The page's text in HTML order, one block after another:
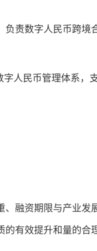
责数字人民币跨境
人民币管理体系，
融资期限与产业发
有效提升和量的合